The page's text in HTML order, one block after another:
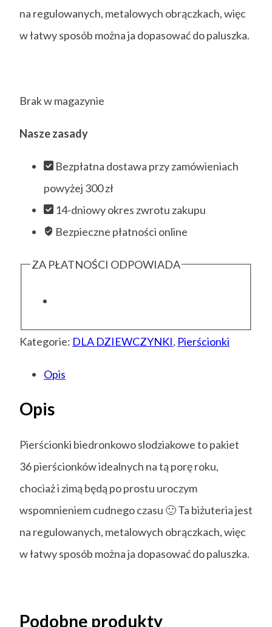
na regulowanych, metalowych obrączkach, więc
w łatwy sposób można ja dopasować do paluszka.
Brak w magazynie
Nasze zasady
Bezpłatna dostawa przy zamówieniach
powyżej 300 zł
14-dniowy okres zwrotu zakupu
Bezpieczne płatności online
ZA PŁATNOŚCI ODPOWIADA
Kategorie: DLA DZIEWCZYNKI, Pierścionki
Opis
Opis
Pierścionki biedronkowo slodziakowe to pakiet
36 pierścionków idealnych na tą porę roku,
chociaż i zimą będą po prostu uroczym
wspomnieniem cudnego czasu 🙂 Ta biżuteria jest
na regulowanych, metalowych obrączkach, więc
w łatwy sposób można ja dopasować do paluszka.
Podobne produkty